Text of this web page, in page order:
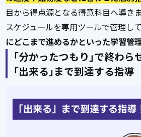
目から得点源となる得意科目へ導き
スケジュールを専用ツールで管理し
にどこまで進めるかといった学習管
｢分かったつもり｣で終わら
｢出来る｣まで到達する指導